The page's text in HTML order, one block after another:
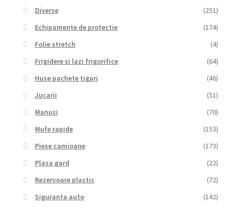
Diverse
(251)
Echipamente de protectie
(174)
Folie stretch
(4)
Frigidere si lazi frigorifice
(64)
Huse pachete tigari
(46)
Jucarii
(51)
Manusi
(70)
Mufe rapide
(153)
Piese camioane
(173)
Plasa gard
(22)
Rezervoare plastic
(72)
Siguranta auto
(142)